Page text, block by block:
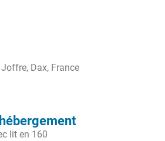
Dax, France
lit en 160